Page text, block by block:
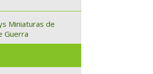
Miniaturas de
Guerra